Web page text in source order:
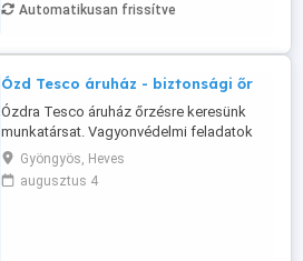
Automatikusan frissítve
Ózd Tesco áruház - biztonsági őr
Ózdra Tesco áruház őrzésre keresünk
munkatársat. Vagyonvédelmi feladatok
ellátásához fizikai munkára képes
megváltozott munkaképességű
személyek jelentkezését is várjuk! Feladat:
Gyöngyös, Heves
augusztus 4